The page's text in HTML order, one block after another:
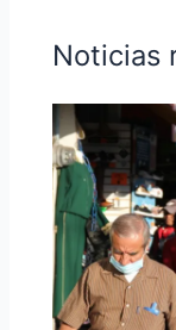
Noticias